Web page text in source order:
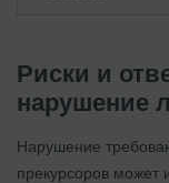
Риски и
нарушение
Нарушение
прекурсоров может